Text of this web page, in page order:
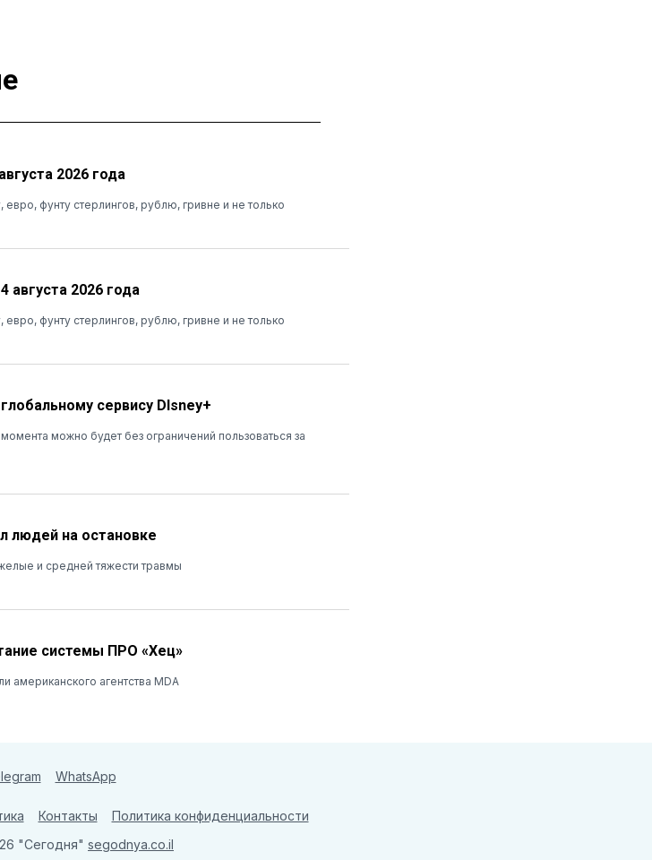
2026 года
фунту стерлингов, рублю, гривне и не только
августа 2026 года
фунту стерлингов, рублю, гривне и не только
сервису DIsney+
можно будет без ограничений пользоваться за
людей на остановке
и средней тяжести травмы
системы ПРО «Хец»
американского агентства MDA
WhatsApp
Контакты
Политика конфиденциальности
"Сегодня" segodnya.co.il